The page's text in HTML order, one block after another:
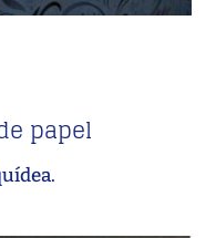
papel